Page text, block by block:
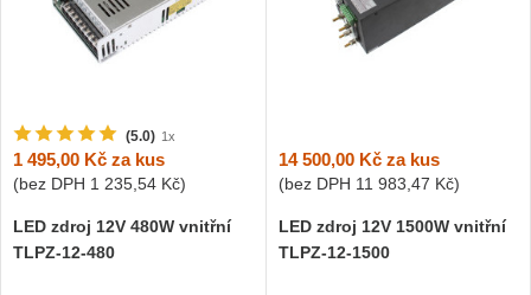
(5.0) 1x
1 495,00 Kč za kus
(bez DPH 1 235,54 Kč)
LED zdroj 12V 480W vnitřní
TLPZ-12-480
14 500,00 Kčza kus
(bez DPH 11 983,47 Kč)
LED zdroj 12V 1500W vnitřní
TLPZ-12-1500